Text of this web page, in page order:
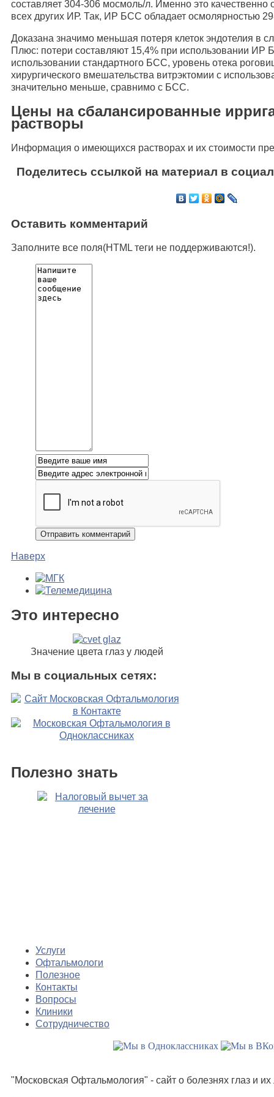
составляет 304-306 мосмоль/л. Именно это качественно
всех других ИР. Так, ИР БСС обладает осмолярностью
Доказана значимо меньшая потеря клеток эндотелия в
Плюс: потери составляют 15,4% при использовании
использовании стандартного БСС, уровень отека
хирургического вмешательства витрэктомии с
значительно меньше, сравнимо с БСС.
Цены на сбалансированные
растворы
Информация о имеющихся растворах и их стоимости
Поделитесь ссылкой на материал в
Оставить комментарий
Заполните все поля(HTML теги не поддерживаются!).
Наверх
Это интересно
Значение цвета глаз у людей
Мы в социальных сетях:
Полезно знать
Услуги
Офтальмологи
Полезное
Контакты
Вопросы
Клиники
Сотрудничество
"Московская Офтальмология" - сайт о болезнях глаз и